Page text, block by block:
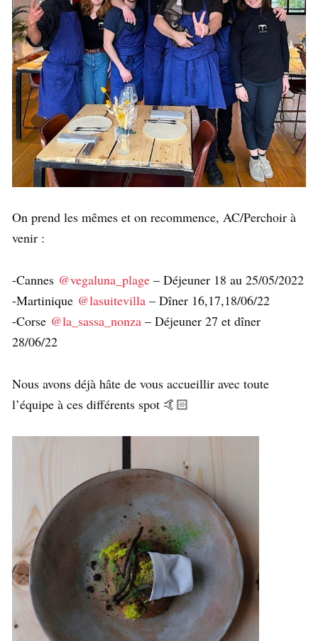
On prend les mêmes et on recommence, AC/Perchoir à
venir :
-Cannes @vegaluna_plage – Déjeuner 18 au 25/05/2022
-Martinique @lasuitevilla – Dîner 16,17,18/06/22
-Corse @la_sassa_nonza – Déjeuner 27 et dîner
28/06/22
Nous avons déjà hâte de vous accueillir avec toute
l’équipe à ces différents spot 🤙🏻